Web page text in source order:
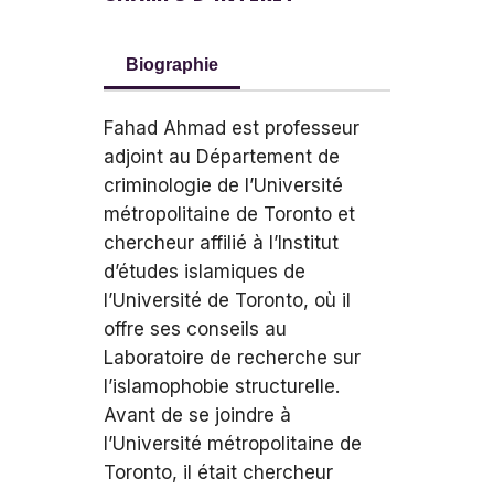
Biographie
Fahad Ahmad est professeur
adjoint au Département de
criminologie de l’Université
métropolitaine de Toronto et
chercheur affilié à l’Institut
d’études islamiques de
l’Université de Toronto, où il
offre ses conseils au
Laboratoire de recherche sur
l’islamophobie structurelle.
Avant de se joindre à
l’Université métropolitaine de
Toronto, il était chercheur